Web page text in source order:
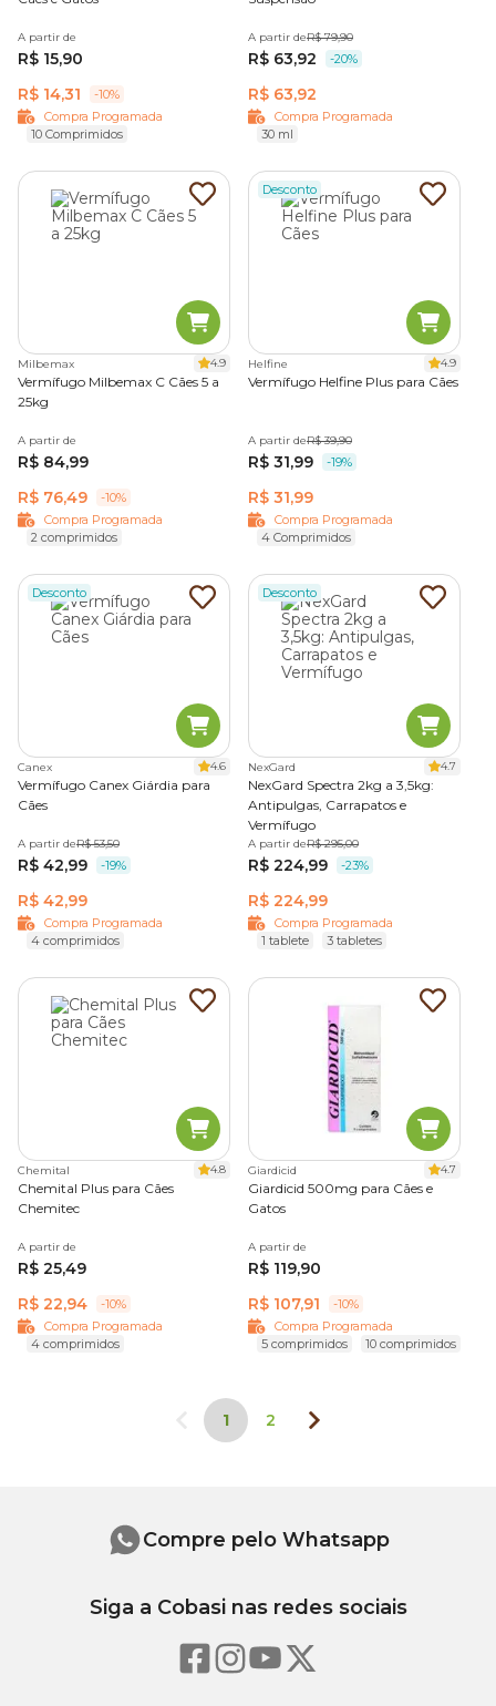
A partir de
R$ 15,90
R$ 14,31
-10%
Compra Programada
10 Comprimidos
A partir deR$ 79,90
R$ 63,92 -20%
R$ 63,92
Compra Programada
30 ml
Milbemax 4.9
Vermífugo Milbemax C Cães 5 a
25kg
A partir de
R$ 84,99
R$ 76,49
-10%
Compra Programada
2 comprimidos
Desconto
Helfine 4.9
Vermífugo Helfine Plus para Cães
A partir deR$ 39,90
R$ 31,99 -19%
R$ 31,99
Compra Programada
4 Comprimidos
Desconto
Canex 4.6
Vermífugo Canex Giárdia para
Cães
A partir deR$ 53,50
R$ 42,99 -19%
R$ 42,99
Compra Programada
4 comprimidos
Desconto
NexGard 4.7
NexGard Spectra 2kg a 3,5kg:
Antipulgas, Carrapatos e
Vermífugo
A partir deR$ 295,00
R$ 224,99 -23%
R$ 224,99
Compra Programada
1 tablete
3 tabletes
Chemital 4.8
Chemital Plus para Cães
Chemitec
A partir de
R$ 25,49
R$ 22,94
-10%
Compra Programada
4 comprimidos
Giardicid 4.7
Giardicid 500mg para Cães e
Gatos
A partir de
R$ 119,90
R$ 107,91
-10%
Compra Programada
5 comprimidos
10 comprimidos
1 2
Compre pelo Whatsapp
Siga a Cobasi nas redes sociais